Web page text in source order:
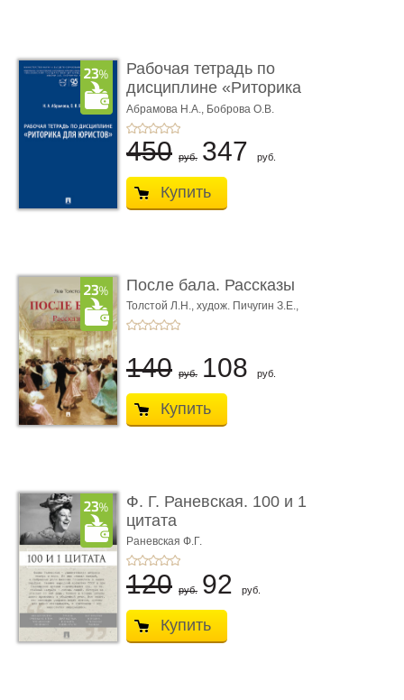
Рабочая тетрадь по
дисциплине «Риторика
для ю� ...
Абрамова Н.А., Боброва О.В.
450 руб. 347 руб.
Купить
После бала. Рассказы
Толстой Л.Н., худож. Пичугин З.Е.,
худож. Лебедев А.И.,
140 руб. 108 руб.
Купить
Ф. Г. Раневская. 100 и 1
цитата
Раневская Ф.Г.
120 руб. 92 руб.
Купить